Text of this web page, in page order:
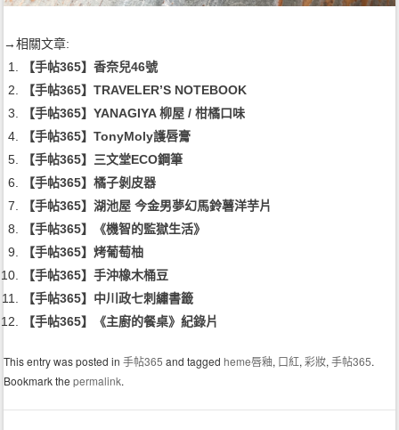
→相關文章:
【手帖365】香奈兒46號
【手帖365】TRAVELER’S NOTEBOOK
【手帖365】YANAGIYA 柳屋 / 柑橘口味
【手帖365】TonyMoly護唇膏
【手帖365】三文堂ECO鋼筆
【手帖365】橘子剝皮器
【手帖365】湖池屋 今金男夢幻馬鈴薯洋芋片
【手帖365】《機智的監獄生活》
【手帖365】烤葡萄柚
【手帖365】手沖橡木桶豆
【手帖365】中川政七刺繡書籤
【手帖365】《主廚的餐桌》紀錄片
This entry was posted in手帖365 and taggedheme唇釉, 口紅,彩妝,手帖365.
Bookmark thepermalink.